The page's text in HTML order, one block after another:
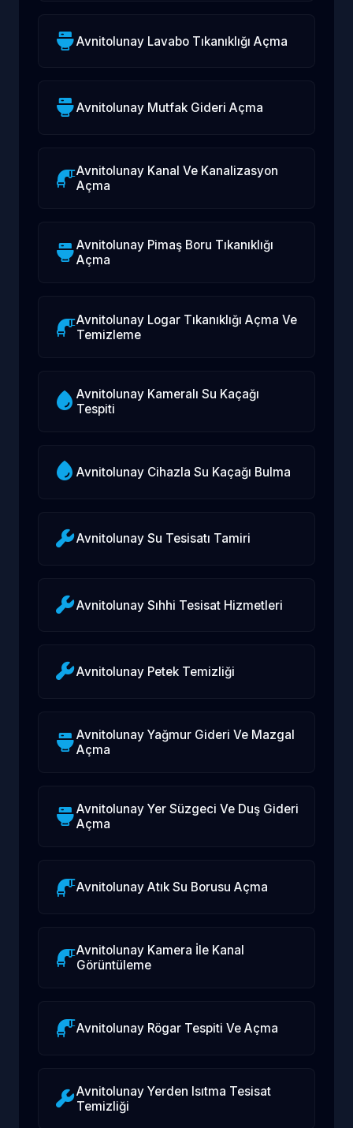
Avnitolunay Lavabo Tıkanıklığı Açma
Avnitolunay Mutfak Gideri Açma
Avnitolunay Kanal Ve Kanalizasyon
Açma
Avnitolunay Pimaş Boru Tıkanıklığı
Açma
Avnitolunay Logar Tıkanıklığı Açma Ve
Temizleme
Avnitolunay Kameralı Su Kaçağı
Tespiti
Avnitolunay Cihazla Su Kaçağı Bulma
Avnitolunay Su Tesisatı Tamiri
Avnitolunay Sıhhi Tesisat Hizmetleri
Avnitolunay Petek Temizliği
Avnitolunay Yağmur Gideri Ve Mazgal
Açma
Avnitolunay Yer Süzgeci Ve Duş Gideri
Açma
Avnitolunay Atık Su Borusu Açma
Avnitolunay Kamera İle Kanal
Görüntüleme
Avnitolunay Rögar Tespiti Ve Açma
Avnitolunay Yerden Isıtma Tesisat
Temizliği